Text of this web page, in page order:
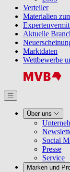
Verteiler
Materialien
Aktuelle
Marktdaten
Wettbewerbe
Über uns
Social
Presse
Service
Marken und